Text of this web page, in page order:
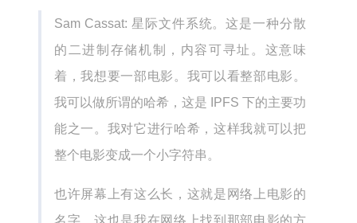
Sam Cassat: 星际文件系统。这是一种分散
的二进制存储机制，内容可寻址。这意味
着，我想要一部电影。我可以看整部电影。
我可以做所谓的哈希，这是 IPFS 下的主要功
能之一。我对它进行哈希，这样我就可以把
整个电影变成一个小字符串。
也许屏幕上有这么长，这就是网络上电影的
名字。这也是我在网络上找到那部电影的方